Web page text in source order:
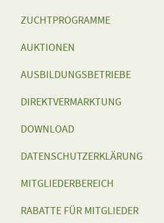
ZUCHTPROGRAMME
AUKTIONEN
AUSBILDUNGSBETRIEBE
DIREKTVERMARKTUNG
DOWNLOAD
DATENSCHUTZERKLÄRUNG
MITGLIEDERBEREICH
RABATTE FÜR MITGLIEDER